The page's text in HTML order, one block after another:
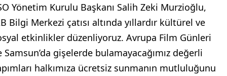
Yönetim Kurulu Başkanı Salih Zeki Murzioğlu,
Bilgi Merkezi çatısı altında yıllardır kültürel ve
etkinlikler düzenliyoruz. Avrupa Film Günleri
Samsun’da gişelerde bulamayacağımız değerli
halkımıza ücretsiz sunmanın mutluluğunu